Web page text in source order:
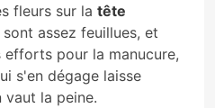
fleurs sur la tête
assez feuillues, et
pour la manucure,
s'en dégage laisse
vaut la peine.